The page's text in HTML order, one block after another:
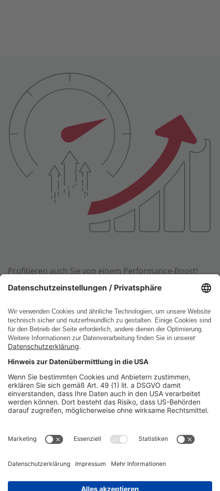
Profitieren auch Sie von einem Performance-Boost!
Analyse und helfen Ihnen die SAP ECTR Systemleistung
dauerhaft zu verbessern, insbesondere beim Laden
großer CAD-Datenmengen.
DSC-Experten kontaktieren
RECHTLICHE INFORMATIONEN